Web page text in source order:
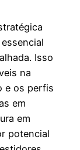
Isso
na
e os perfis
em
em
potencial